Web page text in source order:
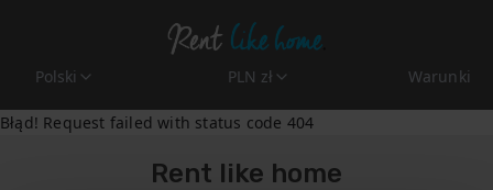
Polski PLN zł Warunki
Błąd! Request failed with status code 404
Rent like home